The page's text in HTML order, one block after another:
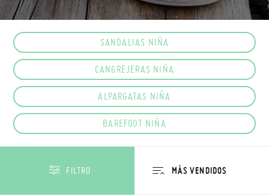
SANDALIAS NIÑA
CANGREJERAS NIÑA
ALPARGATAS NIÑA
BAREFOOT NIÑA
FILTRO